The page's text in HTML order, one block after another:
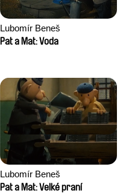
Lubomír Beneš
Pat a Mat: Voda
Lubomír Beneš
Pat a Mat: Velké praní